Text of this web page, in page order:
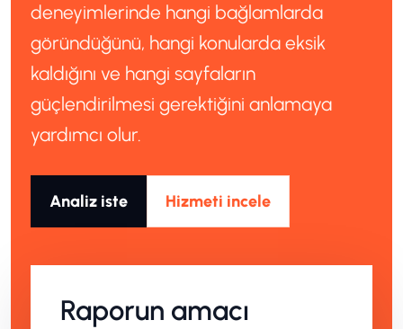
deneyimlerinde hangi bağlamlarda
göründüğünü, hangi konularda eksik
kaldığını ve hangi sayfaların
güçlendirilmesi gerektiğini anlamaya
yardımcı olur.
Analiz iste Hizmeti incele
Raporun amacı